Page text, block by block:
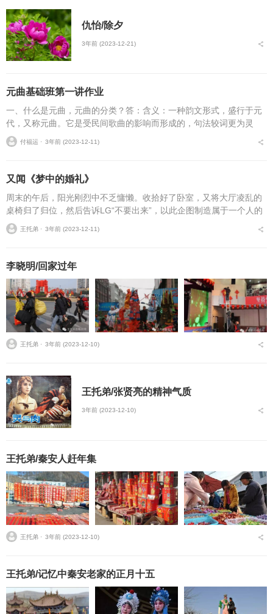
仇怡/除夕
3年前 (2023-12-21)
元曲基础班第一讲作业
一、什么是元曲，元曲的分类？答：含义：一种韵文形式，盛行于元
代，又称元曲。它是受民间歌曲的影响而形成的，句法较词更为灵
活，多用口语，用韵也更接近口语。分类：元曲又称长短句，是盛行
于元代的一种文艺形式，...
付福运 ⋅ 3年前 (2023-12-11)
又闻《梦中的婚礼》
周末的午后，阳光刚烈中不乏慵懒。收拾好了卧室，又将大厅凌乱的
桌椅归了归位，然后告诉LG“不要出来”，以此企图制造属于一个人的
空闲，直到晚饭到来。以前多少呷着咖啡伴着轻轻的音乐翻看女性杂
志的时光，现在已...
王托弟 ⋅ 3年前 (2023-12-11)
李晓明/回家过年
王托弟 ⋅ 3年前 (2023-12-10)
王托弟/张贤亮的精神气质
3年前 (2023-12-10)
王托弟/秦安人赶年集
王托弟 ⋅ 3年前 (2023-12-10)
王托弟/记忆中秦安老家的正月十五